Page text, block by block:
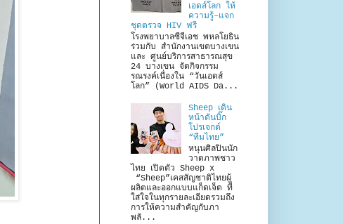
เอดส์โลก ให้
ความรู้–แจก
ชุดตรวจ HIV ฟรี
โรงพยาบาลซีจีเอช พหลโยธิน
ร่วมกับ สำนักงานเขตบางเขน
และ ศูนย์บริการสาธารณสุข
24 บางเขน จัดกิจกรรม
รณรงค์เนื่องใน “วันเอดส์
โลก” (World AIDS Da...
Sheep เดิน
หน้าดันบิ๊ก
โปรเจกต์
“ทีมไทย”
หนุนศิลปินนัก
วาดภาพชาว
ไทย เปิดตัว Sheep x
“Sheep”เคสสัญชาติไทยผู้
ผลิตและออกแบบแก็ดเจ็ต ที่
ใส่ใจในทุกรายละเอียดรวมถึง
การให้ความสำคัญกับภา
พลั...